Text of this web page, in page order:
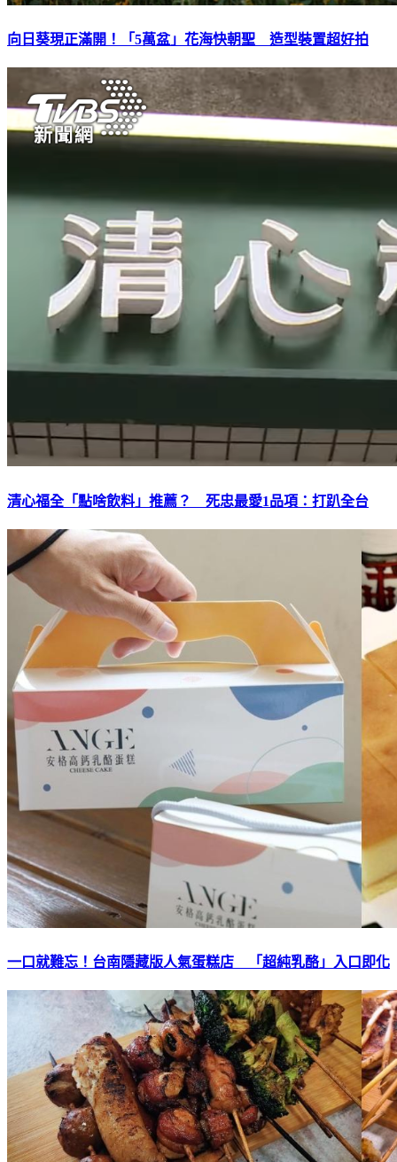
向日葵現正滿開！「5萬盆」花海快朝聖 造型裝置超好拍
清心福全「點啥飲料」推薦？ 死忠最愛1品項：打趴全台
一口就難忘！台南隱藏版人氣蛋糕店 「超純乳酪」入口即化